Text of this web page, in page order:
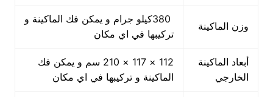
وزن الماكينة
380كيلو جرام و يمكن فك الماكينة و
تركيبها في اي مكان
أبعاد الماكينة
الخارجي
112 × 117 × 210 سم و يمكن فك
الماكينة و تركيبها في اي مكان